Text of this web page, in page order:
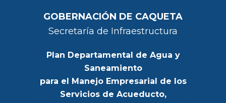
GOBERNACIÓN DE CAQUETA
Secretaría de Infraestructura
Plan Departamental de Agua y
Saneamiento
para el Manejo Empresarial de los
Servicios de Acueducto,